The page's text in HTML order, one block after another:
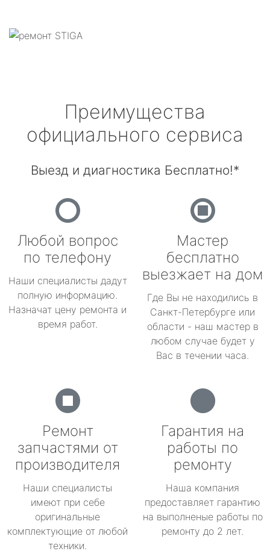
Преимущества
официального сервиса
Выезд и диагностика Бесплатно!*
Любой вопрос
по телефону
Наши специалисты дадут
полную информацию.
Назначат цену ремонта и
время работ.
Мастер
бесплатно
выезжает на дом
Где Вы не находились в
Санкт-Петербурге или
области - наш мастер в
любом случае будет у
Вас в течении часа.
Ремонт
запчастями от
производителя
Наши специалисты
имеют при себе
оригинальные
комплектующие от любой
техники.
Гарантия на
работы по
ремонту
Наша компания
предоставляет гарантию
на выполненые работы по
ремонту до 2 лет.